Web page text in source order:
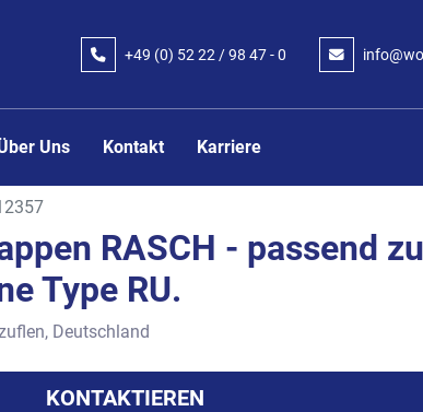
+49 (0) 52 22 / 98 47 - 0
Über Uns Kontakt Karriere
RASCH - passend zu
Type RU.
Deutschland
KONTAKTIEREN